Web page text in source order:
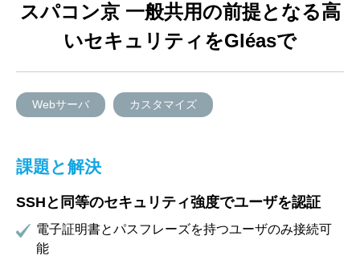
スパコン京 一般共用の前提となる高
いセキュリティをGléasで
Webサーバ カスタマイズ
課題と解決
SSHと同等のセキュリティ強度でユーザを認証
電子証明書とパスフレーズを持つユーザのみ接続可
能